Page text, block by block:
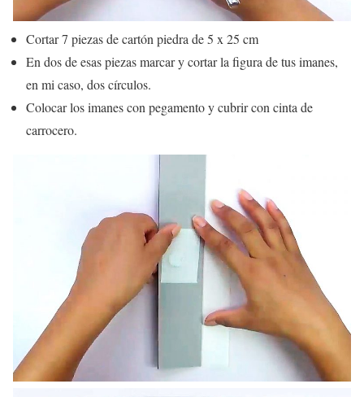
Cortar 7 piezas de cartón piedra de 5 x 25 cm
En dos de esas piezas marcar y cortar la figura de tus imanes,
en mi caso, dos círculos.
Colocar los imanes con pegamento y cubrir con cinta de
carrocero.